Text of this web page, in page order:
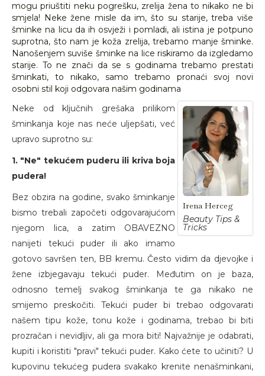
mogu priuštiti neku pogrešku, zrelija žena to nikako ne bi
smjela! Neke žene misle da im, što su starije, treba više
šminke na licu da ih osvježi i pomladi, ali istina je potpuno
suprotna, što nam je koža zrelija, trebamo manje šminke.
Nanošenjem suviše šminke na lice riskiramo da izgledamo
starije. To ne znači da se s godinama trebamo prestati
šminkati, to nikako, samo trebamo pronaći svoj novi
osobni stil koji odgovara našim godinama
Irena Herceg
Beauty Tips &
Tricks
Neke od ključnih grešaka prilikom
šminkanja koje nas neće uljepšati, već
upravo suprotno su:
1. "Ne" tekućem puderu ili kriva boja
pudera!
Bez obzira na godine, svako šminkanje
bismo trebali započeti odgovarajućom
njegom lica, a zatim OBAVEZNO
nanijeti tekući puder ili ako imamo
gotovo savršen ten, BB kremu. Često vidim da djevojke i
žene izbjegavaju tekući puder. Međutim on je baza,
odnosno temelj svakog šminkanja te ga nikako ne
smijemo preskočiti. Tekući puder bi trebao odgovarati
našem tipu kože, tonu kože i godinama, trebao bi biti
prozračan i nevidljiv, ali ga mora biti! Najvažnije je odabrati,
kupiti i koristiti "pravi" tekući puder. Kako ćete to učiniti? U
kupovinu tekućeg pudera svakako krenite nenašminkani,